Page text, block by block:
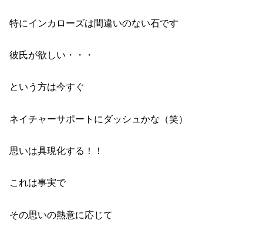
特にインカローズは間違いのない石です
彼氏が欲しい・・・
という方は今すぐ
ネイチャーサポートにダッシュかな（笑）
思いは具現化する！！
これは事実で
その思いの熱意に応じて